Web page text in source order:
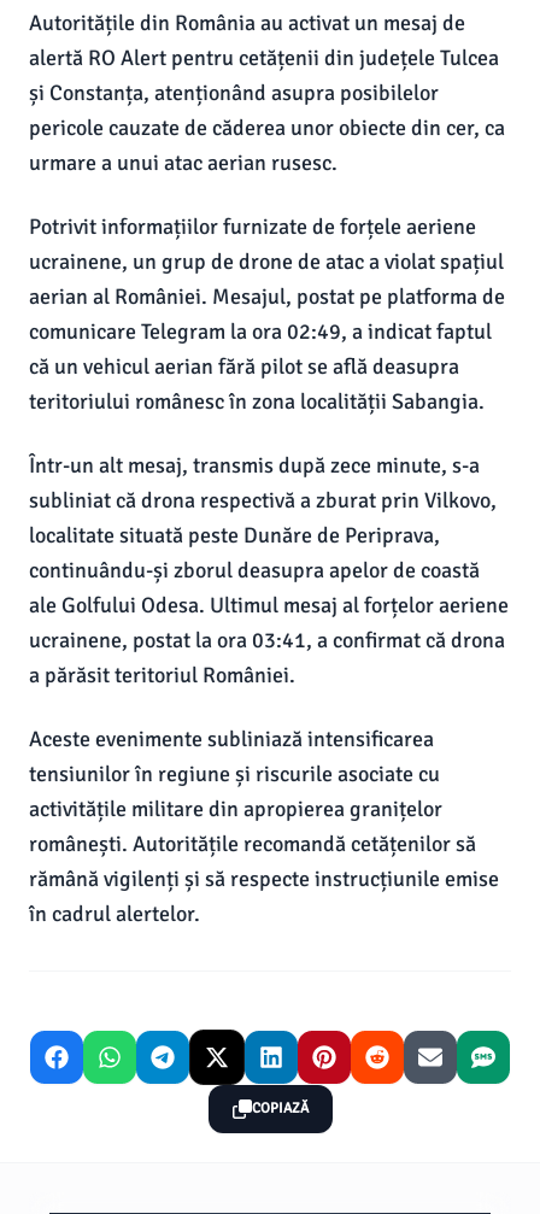
Autoritățile din România au activat un mesaj de
alertă RO Alert pentru cetățenii din județele Tulcea
și Constanța, atenționând asupra posibilelor
pericole cauzate de căderea unor obiecte din cer, ca
urmare a unui atac aerian rusesc.
Potrivit informațiilor furnizate de forțele aeriene
ucrainene, un grup de drone de atac a violat spațiul
aerian al României. Mesajul, postat pe platforma de
comunicare Telegram la ora 02:49, a indicat faptul
că un vehicul aerian fără pilot se află deasupra
teritoriului românesc în zona localității Sabangia.
Într-un alt mesaj, transmis după zece minute, s-a
subliniat că drona respectivă a zburat prin Vilkovo,
localitate situată peste Dunăre de Periprava,
continuându-și zborul deasupra apelor de coastă
ale Golfului Odesa. Ultimul mesaj al forțelor aeriene
ucrainene, postat la ora 03:41, a confirmat că drona
a părăsit teritoriul României.
Aceste evenimente subliniază intensificarea
tensiunilor în regiune și riscurile asociate cu
activitățile militare din apropierea granițelor
românești. Autoritățile recomandă cetățenilor să
rămână vigilenți și să respecte instrucțiunile emise
în cadrul alertelor.
COPIAZĂ